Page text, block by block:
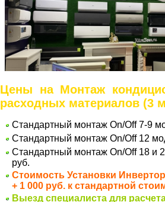
Цены на Монтаж
расходных материалов (3
Стандартный монтаж On/Off7-9
Стандартный монтаж On/Off 12
Стандартный монтаж On/Off 18 и
руб.
Стоимость Установки
+ 1 000 руб. к стандартной
Выезд специалиста для